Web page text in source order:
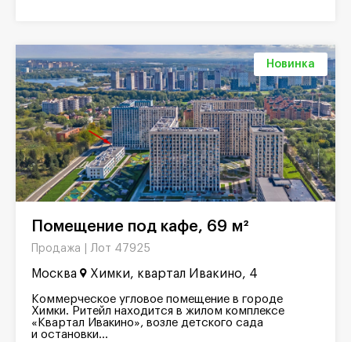
Новинка
Помещение под кафе, 69 м²
Продажа | Лот 47925
Москва Химки, квартал Ивакино, 4
Коммерческое угловое помещение в городе
Химки. Ритейл находится в жилом комплексе
«Квартал Ивакино», возле детского сада
и остановки...